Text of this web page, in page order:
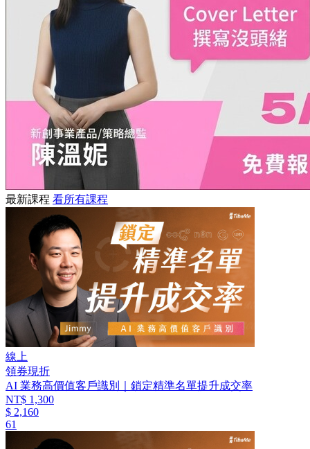
最新課程 看所有課程
線上
領券現折
AI 業務高價值客戶識別｜鎖定精準名單提升成交率
NT$ 1,300
$ 2,160
61